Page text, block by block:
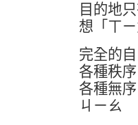
目的地
想「ㄒㄧ
完全的
各種秩序
各種無序
ㄐㄧㄠ